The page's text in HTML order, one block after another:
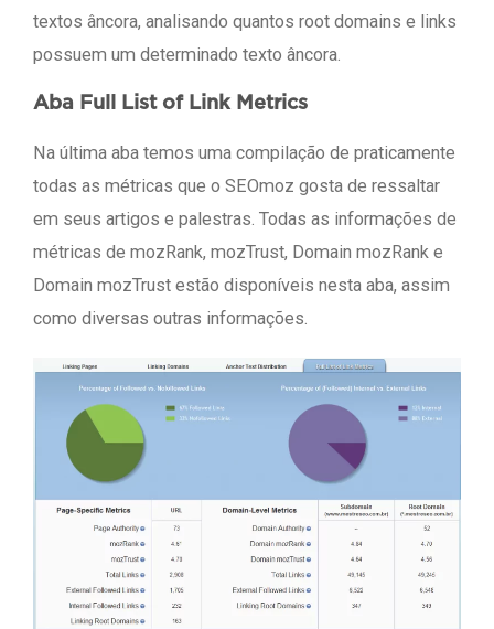
textos âncora, analisando quantos root domains e links
possuem um determinado texto âncora.
Aba Full List of Link Metrics
Na última aba temos uma compilação de praticamente
todas as métricas que o SEOmoz gosta de ressaltar
em seus artigos e palestras. Todas as informações de
métricas de mozRank, mozTrust, Domain mozRank e
Domain mozTrust estão disponíveis nesta aba, assim
como diversas outras informações.